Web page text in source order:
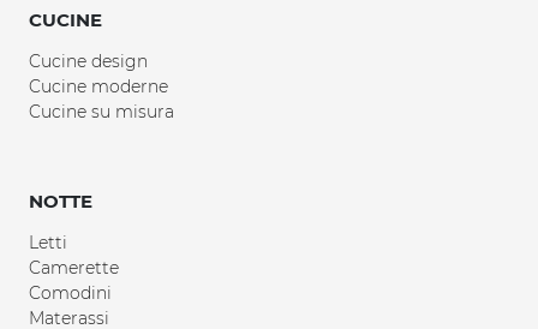
CUCINE
Cucine design
Cucine moderne
Cucine su misura
NOTTE
Letti
Camerette
Comodini
Materassi